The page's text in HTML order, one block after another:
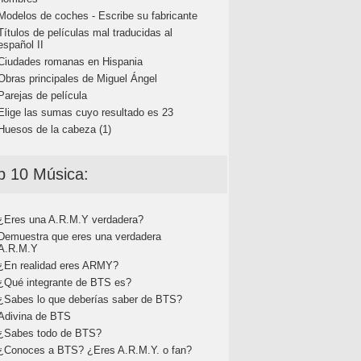
de coches - Escribe su fabricante
de películas mal traducidas al
II
romanas en Hispania
principales de Miguel Ángel
de película
las sumas cuyo resultado es 23
de la cabeza (1)
10 Música:
una A.R.M.Y verdadera?
que eres una verdadera
realidad eres ARMY?
integrante de BTS es?
lo que deberías saber de BTS?
de BTS
todo de BTS?
a BTS? ¿Eres A.R.M.Y. o fan?